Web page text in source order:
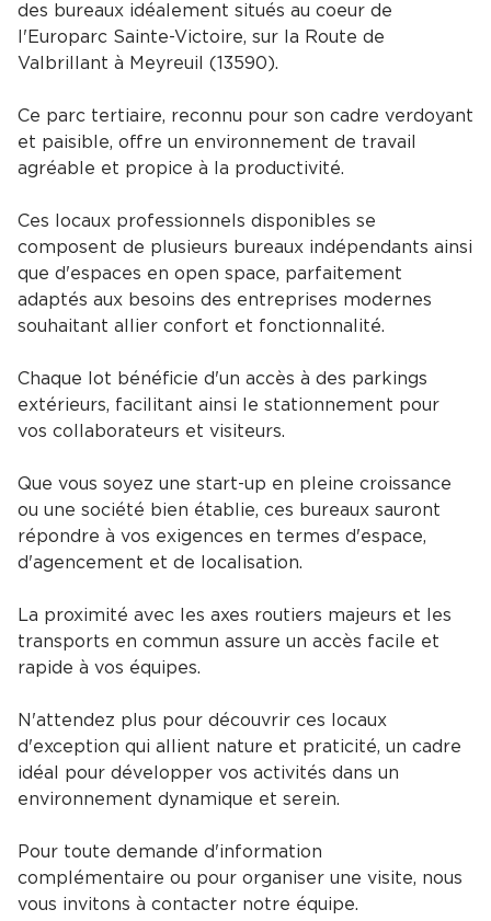
des bureaux idéalement situés au coeur de
l'Europarc Sainte-Victoire, sur la Route de
Valbrillant à Meyreuil (13590).
Ce parc tertiaire, reconnu pour son cadre verdoyant
et paisible, offre un environnement de travail
agréable et propice à la productivité.
Ces locaux professionnels disponibles se
composent de plusieurs bureaux indépendants ainsi
que d'espaces en open space, parfaitement
adaptés aux besoins des entreprises modernes
souhaitant allier confort et fonctionnalité.
Chaque lot bénéficie d'un accès à des parkings
extérieurs, facilitant ainsi le stationnement pour
vos collaborateurs et visiteurs.
Que vous soyez une start-up en pleine croissance
ou une société bien établie, ces bureaux sauront
répondre à vos exigences en termes d'espace,
d'agencement et de localisation.
La proximité avec les axes routiers majeurs et les
transports en commun assure un accès facile et
rapide à vos équipes.
N'attendez plus pour découvrir ces locaux
d'exception qui allient nature et praticité, un cadre
idéal pour développer vos activités dans un
environnement dynamique et serein.
Pour toute demande d'information
complémentaire ou pour organiser une visite, nous
vous invitons à contacter notre équipe.